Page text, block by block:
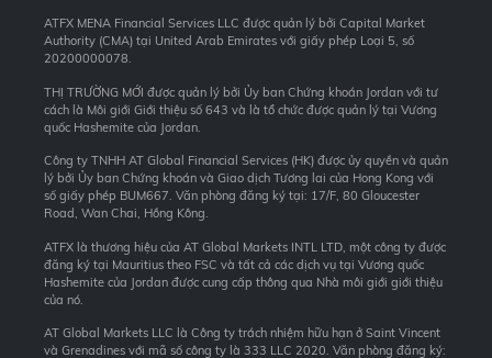
ATFX MENA Financial Services LLC được quản lý bởi Capital Market
Authority (CMA) tại United Arab Emirates với giấy phép Loại 5, số
20200000078.
THỊ TRƯỜNG MỚI được quản lý bởi Ủy ban Chứng khoán Jordan với tư
cách là Môi giới Giới thiệu số 643 và là tổ chức được quản lý tại Vương
quốc Hashemite của Jordan.
Công ty TNHH AT Global Financial Services (HK) được ủy quyền và quản
lý bởi Ủy ban Chứng khoán và Giao dịch Tương lai của Hong Kong với
số giấy phép BUM667. Văn phòng đăng ký tại: 17/F, 80 Gloucester
Road, Wan Chai, Hồng Kông.
ATFX là thương hiệu của AT Global Markets INTL LTD, một công ty được
đăng ký tại Mauritius theo FSC và tất cả các dịch vụ tại Vương quốc
Hashemite của Jordan được cung cấp thông qua Nhà môi giới giới thiệu
của nó.
AT Global Markets LLC là Công ty trách nhiệm hữu hạn ở Saint Vincent
và Grenadines với mã số công ty là 333 LLC 2020. Văn phòng đăng ký: